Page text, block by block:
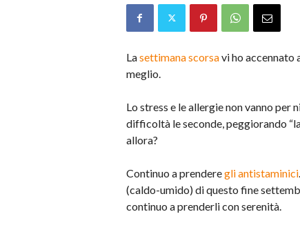
Lasettimana scorsavi ho accennato
meglio.
Lo stress e le allergie non vanno per
difficoltà le seconde, peggiorando
allora?
Continuo a prenderegli antistaminici
(caldo-umido) di questo fine
continuo a prenderli con serenità.